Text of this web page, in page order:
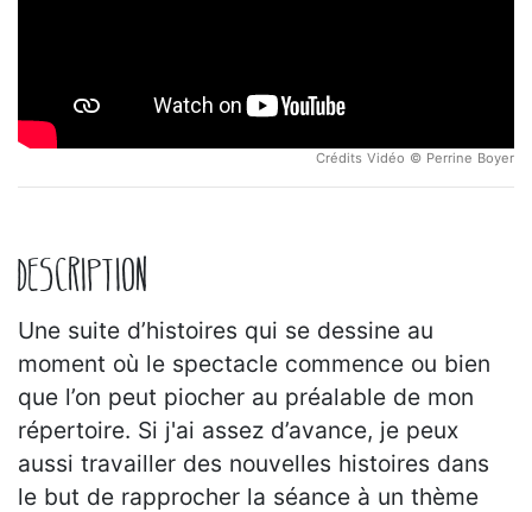
Crédits Vidéo © Perrine Boyer
DESCRIPTION
Une suite d’histoires qui se dessine au
moment où le spectacle commence ou bien
que l’on peut piocher au préalable de mon
répertoire. Si j'ai assez d’avance, je peux
aussi travailler des nouvelles histoires dans
le but de rapprocher la séance à un thème